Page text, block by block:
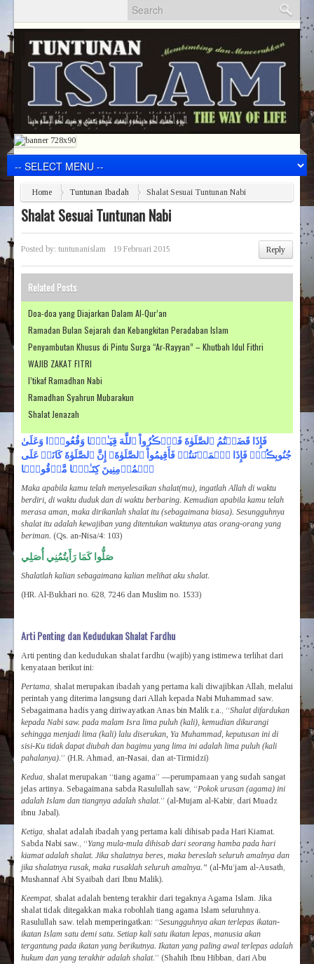
Home Tuntunan Ibadah Shalat Sesuai Tuntunan Nabi
Shalat Sesuai Tuntunan Nabi
Posted by: tuntunanislam 19 Februari 2015 Reply
Related Posts
Doa-doa yang Diajarkan Dalam Al-Qur’an
Ramadan Bulan Sejarah dan Kebangkitan Peradaban Islam
Penyambutan Khusus di Pintu Surga “Ar-Rayyan” – Khutbah Idul Fithri
WAJIB ZAKAT FITRI
I’tikaf Ramadhan Nabi
Ramadhan Syahrun Mubarakun
Shalat Jenazah
فَإِذَا قَضَيۡتُمُ ٱلصَّلَوٰةَ فَٱذۡڪُرُواْ ٱللَّهَ قِيَـٰمً۬ا وَقُعُودً۬ا وَعَلَىٰ
جُنُوبِڪُمۡ‌ۚ فَإِذَا ٱطۡمَأۡنَنتُمۡ فَأَقِيمُواْ ٱلصَّلَوٰةَ‌ۚ إِنَّ ٱلصَّلَوٰةَ كَانَتۡ عَلَى
ٱلۡمُؤۡمِنِينَ كِتَـٰبً۬ا مَّوۡقُوتً۬ا
Maka apabila kamu telah menyelesaikan shalat(mu), ingatlah Allah di waktu
berdiri, di waktu duduk dan di waktu berbaring. Kemudian apabila kamu telah
merasa aman, maka dirikanlah shalat itu (sebagaimana biasa). Sesungguhnya
shalat itu adalah kewajiban yang ditentukan waktunya atas orang-orang yang
beriman. (Qs. an-Nisa/4: 103)
صَلُّوا كَمَا رَأَيتُمُنِي أُصَلِي
Shalatlah kalian sebagaimana kalian melihat aku shalat.
(HR. Al-Bukhari no. 628, 7246 dan Muslim no. 1533)
Arti Penting dan Kedudukan Shalat Fardhu
Arti penting dan kedudukan shalat fardhu (wajib) yang istimewa terlihat dari
kenyataan berikut ini:
Pertama, shalat merupakan ibadah yang pertama kali diwajibkan Allah, melalui
perintah yang diterima langsung dari Allah kepada Nabi Muhammad saw.
Sebagaimana hadis yang diriwayatkan Anas bin Malik r.a., “Shalat difardukan
kepada Nabi saw. pada malam Isra lima puluh (kali), kemudian dikurangi
sehingga menjadi lima (kali) lalu diserukan, Ya Muhammad, keputusan ini di
sisi-Ku tidak dapat diubah dan bagimu yang lima ini adalah lima puluh (kali
pahalanya).” (H.R. Ahmad, an-Nasai, dan at-Tirmidzi)
Kedua, shalat merupakan “tiang agama” —perumpamaan yang sudah sangat
jelas artinya. Sebagaimana sabda Rasulullah saw, “Pokok urusan (agama) ini
adalah Islam dan tiangnya adalah shalat.” (al-Mujam al-Kabir, dari Muadz
ibnu Jabal).
Ketiga, shalat adalah ibadah yang pertama kali dihisab pada Hari Kiamat.
Sabda Nabi saw., “Yang mula-mula dihisab dari seorang hamba pada hari
kiamat adalah shalat. Jika shalatnya beres, maka bereslah seluruh amalnya dan
jika shalatnya rusak, maka rusaklah seluruh amalnya.” (al-Mu’jam al-Ausath,
Mushannaf Abi Syaibah dari Ibnu Malik).
Keempat, shalat adalah benteng terakhir dari tegaknya Agama Islam. Jika
shalat tidak ditegakkan maka robohlah tiang agama Islam seluruhnya.
Rasulullah saw. telah memperingatkan: “Sesungguhnya akan terlepas ikatan-
ikatan Islam satu demi satu. Setiap kali satu ikatan lepas, manusia akan
tergantung pada ikatan yang berikutnya. Ikatan yang paling awal terlepas adalah
hukum dan yang terakhir adalah shalat.” (Shahih Ibnu Hibban, dari Abu